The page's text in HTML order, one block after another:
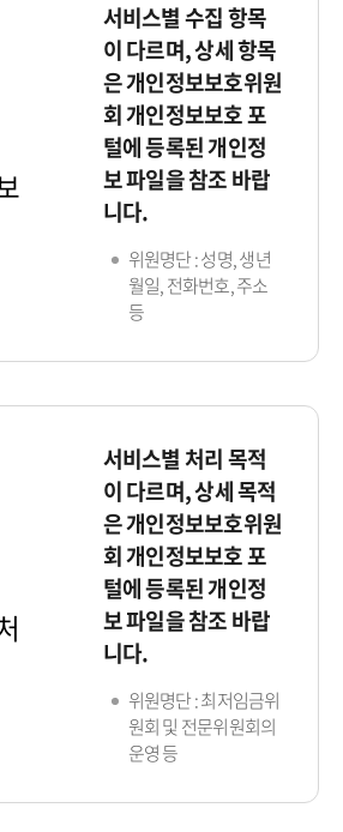
서비스별 수집 항목
이 다르며, 상세 항목
은 개인정보보호위원
회 개인정보보호 포
털에 등록된 개인정
보 파일을 참조 바랍
니다.
위원명단 : 성명, 생년
월일, 전화번호, 주소
등
서비스별 처리 목적
이 다르며, 상세 목적
은 개인정보보호위원
회 개인정보보호 포
털에 등록된 개인정
보 파일을 참조 바랍
니다.
위원명단 : 최저임금위
원회 및 전문위원회의
운영 등